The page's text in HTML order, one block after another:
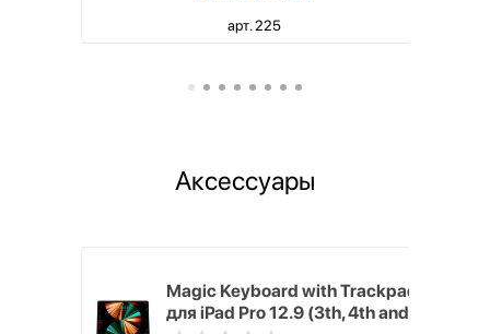
арт. 225
Аксессуары
Magic Keyboard with Trackpad
для iPad Pro 12.9 (3th, 4th and